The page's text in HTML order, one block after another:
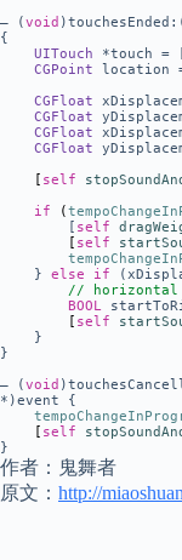
– (void
{
UITouch *touch =
CGPoint location
CGFloat
CGFloat
CGFloat
CGFloat
[ self
if (
[ self
[ self
} else if
// horizontal
BOOL
[ self
}
}
– (void
*)event {
[ self
}
作者：鬼舞者
原文： http://